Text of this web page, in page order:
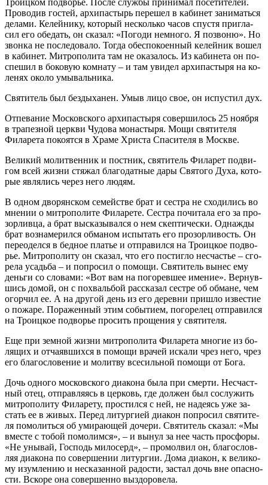
Про­во­див го­стей, ар­хи­пас­тырь пе­ре­шел в ка­бинет за­ни­мать­ся
де­ла­ми. Ке­лей­ни­ку, ко­то­рый несколь­ко ча­сов спу­стя при­гла­
сил его обе­дать, он ска­зал: «По­го­ди немно­го. Я по­зво­ню». Но
звон­ка не по­сле­до­ва­ло. То­гда обес­по­ко­ен­ный ке­лей­ник во­шел
в ка­бинет. Мит­ро­по­ли­та там не ока­за­лось. Из ка­би­не­та он по­
спе­шил в бо­ко­вую ком­на­ту – и там уви­дел ар­хи­пас­ты­ря на ко­
ле­нях око­ло умы­валь­ни­ка.
Свя­ти­тель был без­ды­ха­нен. Умыв ли­цо свое, он ис­пу­стил дух.
От­пе­ва­ние Мос­ков­ско­го ар­хи­пас­ты­ря со­вер­ши­лось 25 но­яб­ря
в тра­пез­ной церк­ви Чу­до­ва мо­на­сты­ря. Мо­щи свя­ти­те­ля
Фила­ре­та по­ко­ят­ся в Храме Христа Спасителя в Москве.
Ве­ли­кий мо­лит­вен­ник и пост­ник, свя­ти­тель Фила­рет по­дви­
гом всей жиз­ни стя­жал бла­го­дат­ные да­ры Свя­то­го Ду­ха, ко­то­
рые яв­ля­лись через него лю­дям.
В од­ном дво­рян­ском се­мей­стве брат и сест­ра не схо­ди­лись во
мне­нии о мит­ро­по­ли­те Фила­ре­те. Сест­ра по­чи­та­ла его за про­
зор­лив­ца, а брат вы­ска­зы­вал­ся о нем скеп­ти­че­ски. Од­на­жды
брат воз­на­ме­рил­ся об­ма­ном ис­пы­тать его про­зор­ли­вость. Он
пе­ре­одел­ся в бед­ное пла­тье и от­пра­вил­ся на Тро­иц­кое по­дво­
рье. Мит­ро­по­ли­ту он ска­зал, что его по­стиг­ло несча­стье – сго­
ре­ла усадь­ба – и по­про­сил о по­мо­щи. Свя­ти­тель вы­нес ему
день­ги со сло­ва­ми: «Вот вам на по­го­рев­шее име­ние». Вер­нув­
шись до­мой, он с по­хваль­бой рас­ска­зал сест­ре об об­мане, чем
огор­чил ее. А на дру­гой день из его де­рев­ни при­шло из­ве­стие
о по­жа­ре. По­ра­жен­ный этим со­бы­ти­ем, по­го­ре­лец от­пра­вил­ся
на Тро­иц­кое по­дво­рье про­сить про­ще­ния у свя­ти­те­ля.
Еще при зем­ной жиз­ни мит­ро­по­ли­та Фила­ре­та мно­гие из бо­
ля­щих и от­ча­яв­ших­ся в по­мо­щи вра­чей ис­ка­ли чрез него, чрез
его бла­го­сло­ве­ние и мо­лит­ву все­силь­ной по­мо­щи от Бо­га.
Дочь од­но­го мос­ков­ско­го диа­ко­на бы­ла при смер­ти. Несчаст­
ный отец, от­прав­ля­ясь в цер­ковь, где дол­жен был со­слу­жить
мит­ро­по­ли­ту Фила­ре­ту, про­стил­ся с ней, не на­де­ясь уже за­
стать ее в жи­вых. Пе­ред ли­тур­ги­ей диа­кон по­про­сил свя­ти­те­
ля по­мо­лить­ся об уми­ра­ю­щей до­че­ри. Свя­ти­тель ска­зал: «Мы
вме­сте с то­бой по­мо­лим­ся», – и вы­нул за нее часть просфо­ры.
«Не уны­вай, Гос­подь ми­ло­серд», – про­мол­вил он, бла­го­слов­
ляя диа­ко­на по со­вер­ше­нии ли­тур­гии. До­ма диа­кон, к ве­ли­ко­
му изум­ле­нию и неска­зан­ной ра­до­сти, за­стал дочь вне опас­но­
сти. Вско­ре она со­вер­шен­но вы­здо­ро­ве­ла.